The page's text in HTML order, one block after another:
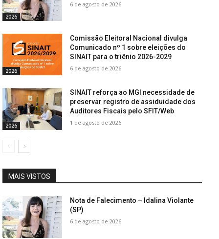
2026
6 de agosto de 2026
2026
Comissão Eleitoral Nacional divulga
Comunicado nº 1 sobre eleições do
SINAIT para o triênio 2026-2029
6 de agosto de 2026
2026
SINAIT reforça ao MGI necessidade de
preservar registro de assiduidade dos
Auditores Fiscais pelo SFIT/Web
1 de agosto de 2026
MAIS VISTOS
Nota de Falecimento – Idalina Violante
(SP)
6 de agosto de 2026